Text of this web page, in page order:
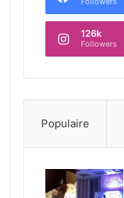
126k
Followers
Populaire